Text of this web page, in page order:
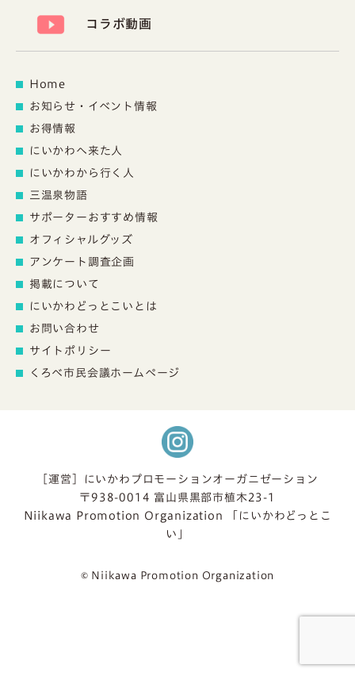
コラボ動画
Home
お知らせ・イベント情報
お得情報
にいかわへ来た人
にいかわから行く人
三温泉物語
サポーターおすすめ情報
オフィシャルグッズ
アンケート調査企画
掲載について
にいかわどっとこいとは
お問い合わせ
サイトポリシー
くろべ市民会議ホームページ
［運営］にいかわプロモーションオーガニゼーション
〒938-0014 富山県黒部市植木23-1
Niikawa Promotion Organization 「にいかわどっとこ
い」
© Niikawa Promotion Organization